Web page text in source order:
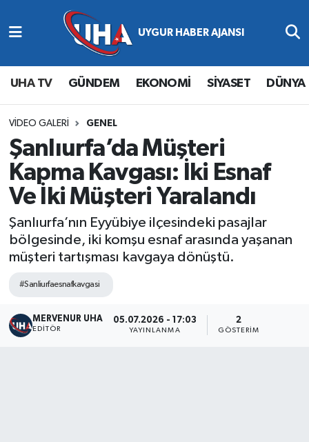
UHA TV GÜNDEM EKONOMİ SİYASET DÜNYA
VIDEO GALERI GENEL
Şanlıurfa’da Müşteri
Kapma Kavgası: İki Esnaf
Ve İki Müşteri Yaralandı
Şanlıurfa’nın Eyyübiye ilçesindeki pasajlar
bölgesinde, iki komşu esnaf arasında yaşanan
müşteri tartışması kavgaya dönüştü.
#Sanliurfaesnafkavgasi
MERVENUR UHA
EDITÖR
05.07.2026 - 17:03
YAYINLANMA
2
GÖSTERIM
Abone Ol
Gündem
Ekonomi
Magazin
Siyaset
Spor
Yaşam
Nöbetçi Eczaneler
Hava Durumu
Namaz Vakitleri
Trafik Durumu
Süper Lig Puan Durumu ve Fikstür
Tüm Manşetler
Son Dakika Haberleri